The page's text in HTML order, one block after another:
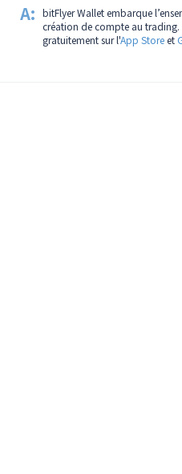
A:
bitFlyer Wallet embarque
création de compte au
gratuitement sur l'App Storeet